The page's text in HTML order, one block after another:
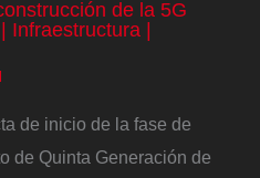
de la 5G
Infraestructura |
de inicio de la fase de
de Quinta Generación de